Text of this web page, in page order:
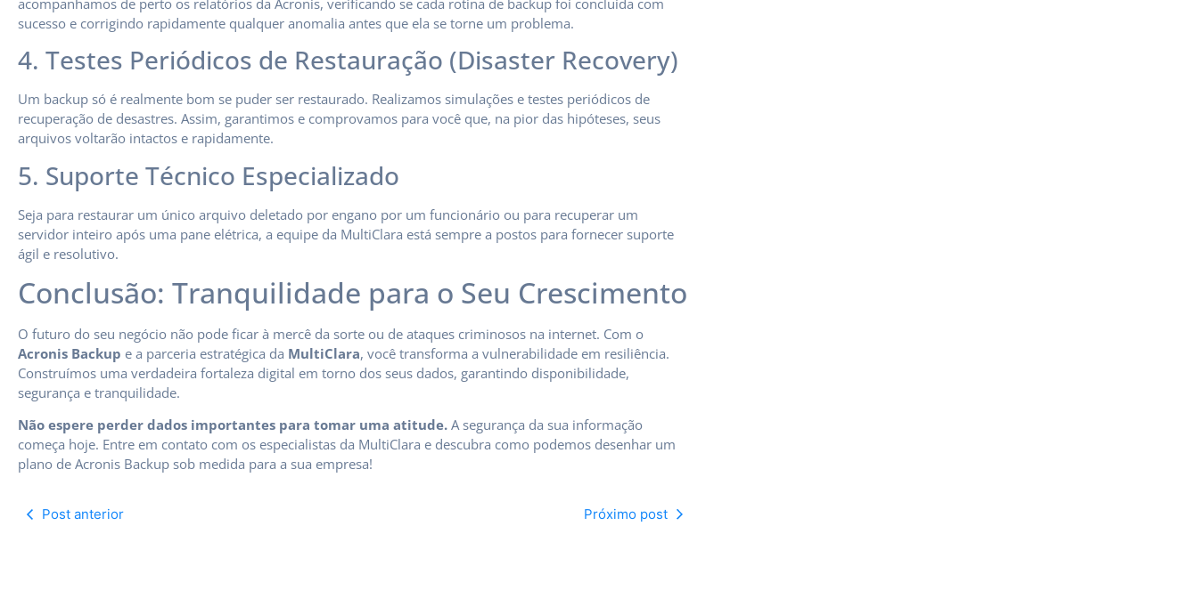
sucesso e corrigindo rapidamente qualquer anomalia antes que ela se torne um problema.
4. Testes Periódicos de Restauração (Disaster Recovery)
Um backup só é realmente bom se puder ser restaurado. Realizamos simulações e testes periódicos de
recuperação de desastres. Assim, garantimos e comprovamos para você que, na pior das hipóteses, seus
arquivos voltarão intactos e rapidamente.
5. Suporte Técnico Especializado
Seja para restaurar um único arquivo deletado por engano por um funcionário ou para recuperar um
servidor inteiro após uma pane elétrica, a equipe da MultiClara está sempre a postos para fornecer suporte
ágil e resolutivo.
Conclusão: Tranquilidade para o Seu Crescimento
O futuro do seu negócio não pode ficar à mercê da sorte ou de ataques criminosos na internet. Com o
Acronis Backup e a parceria estratégica da MultiClara, você transforma a vulnerabilidade em resiliência.
Construímos uma verdadeira fortaleza digital em torno dos seus dados, garantindo disponibilidade,
segurança e tranquilidade.
Não espere perder dados importantes para tomar uma atitude. A segurança da sua informação
começa hoje. Entre em contato com os especialistas da MultiClara e descubra como podemos desenhar um
plano de Acronis Backup sob medida para a sua empresa!
Post anterior Próximo post